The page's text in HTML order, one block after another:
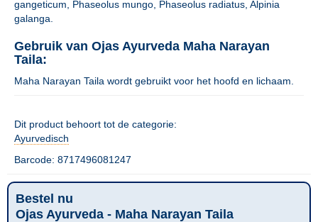
gangeticum, Phaseolus mungo, Phaseolus radiatus, Alpinia
galanga.
Gebruik van Ojas Ayurveda Maha Narayan
Taila:
Maha Narayan Taila wordt gebruikt voor het hoofd en lichaam.
Dit product behoort tot de categorie:
Ayurvedisch
Barcode: 8717496081247
Bestel nu
Ojas Ayurveda - Maha Narayan Taila